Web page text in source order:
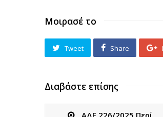
Μοιρασέ το
Tweet Share
Διαβάστε επίσης
ΑΔΕ 226/2025 Περί